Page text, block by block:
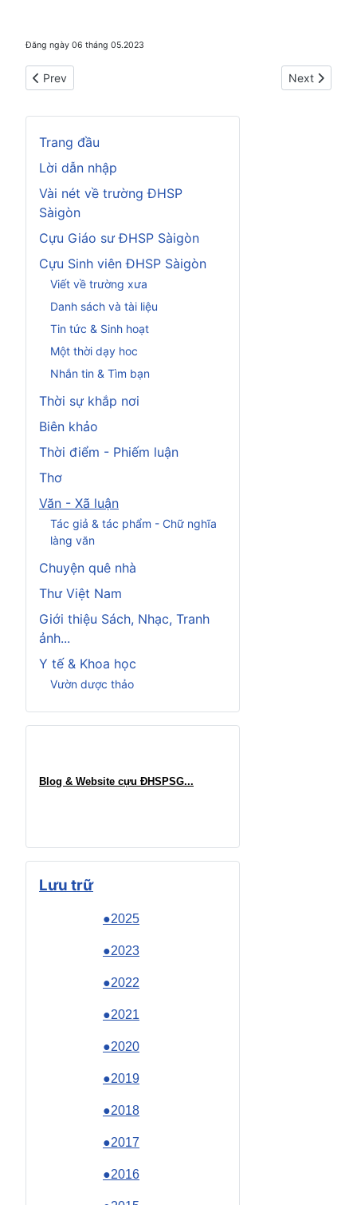
Trang đầu
Lời dẫn nhập
Vài nét về trường ĐHSP
Sàigòn
Cựu Giáo sư ĐHSP Sàigòn
Cựu Sinh viên ĐHSP Sàigòn
Viết về trường xưa
Danh sách và tài liệu
Tin tức & Sinh hoạt
Một thời dạy hoc
Nhắn tin & Tìm bạn
Thời sự khắp nơi
Biên khảo
Thời điểm - Phiếm luận
Thơ
Văn - Xã luận
Tác giả & tác phẩm - Chữ nghĩa
làng văn
Chuyện quê nhà
Thư Việt Nam
Giới thiệu Sách, Nhạc, Tranh
ảnh...
Y tế & Khoa học
Vườn dược thảo
Blog & Website cựu ĐHSPSG...
Lưu trữ
●2025
●2023
●2022
●2021
●2020
●2019
●2018
●2017
●2016
Đăng ngày 06 tháng 05.2023
Previous article: Tô Thuỳ Yên - Kinh khổ
Prev Next article:
Next